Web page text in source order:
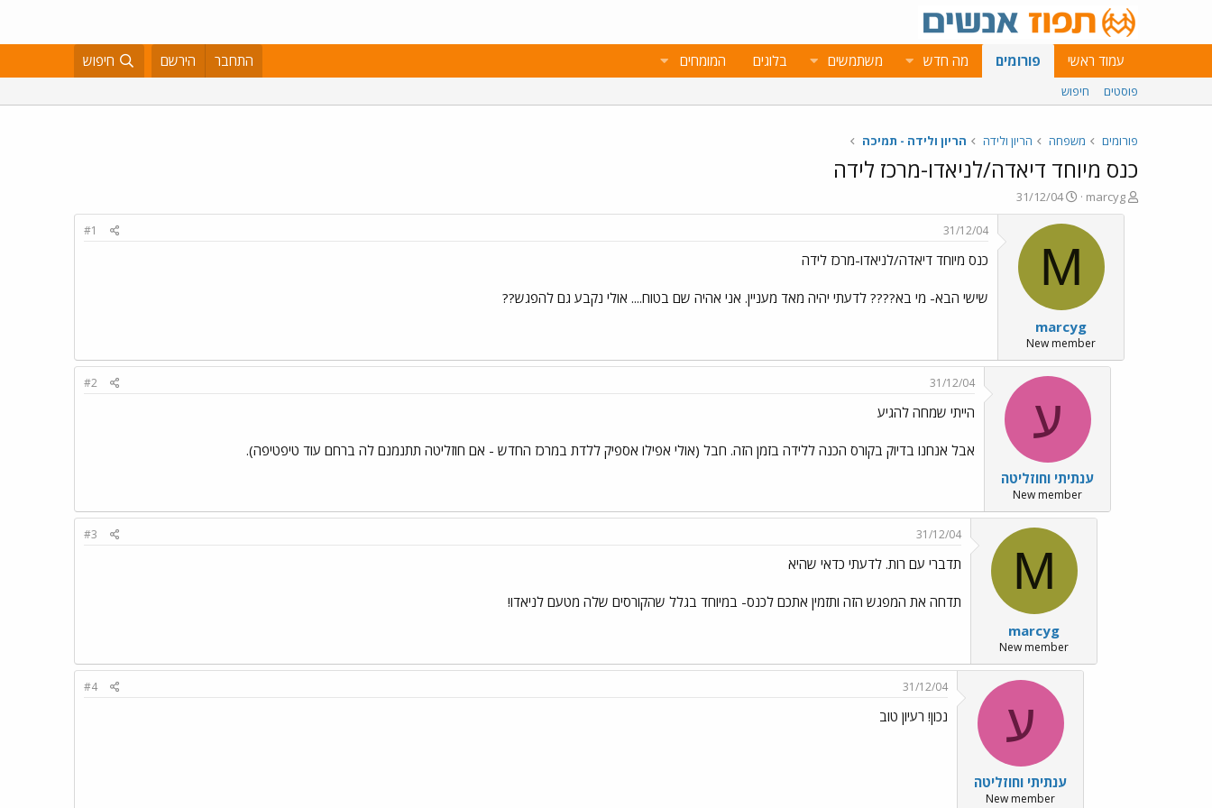
עמוד ראשי פורומים מה חדש משתמשים בלוגים המומחים התחבר הירשם חיפוש
פוסטים חיפוש
פורומים משפחה הריון ולידה הריון ולידה - תמיכה
כנס מיוחד דיאדה/לניאדו-מרכז לידה
פ
ו
marcyg
פ
ו
ר
ב
א
ר
י
ך
31/12/04
M
marcyg
New member
31/12/04
#1
כנס מיוחד דיאדה/לניאדו-מרכז לידה
שישי הבא- מי בא???? לדעתי יהיה מאד מעניין. אני אהיה שם בטוח.... אולי נקבע גם להפגש??
ע
ענתיתי וחוזליטה
New member
31/12/04
#2
הייתי שמחה להגיע
אבל אנחנו בדיוק בקורס הכנה ללידה בזמן הזה. חבל (אולי אפילו אספיק ללדת במרכז החדש - אם חוזליטה תתנמנם לה ברחם עוד טיפטיפה).
M
marcyg
New member
31/12/04
#3
תדברי עם רות. לדעתי כדאי שהיא
תדחה את המפגש הזה ותזמין אתכם לכנס- במיוחד בגלל שהקורסים שלה מטעם לניאדו!
ע
ענתיתי וחוזליטה
New member
31/12/04
#4
נכון! רעיון טוב